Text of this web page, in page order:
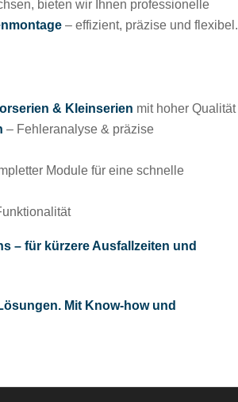
bieten wir Ihnen professionelle
– effizient, präzise und flexibel.
& Kleinserien mit hoher Qualität
– Fehleranalyse & präzise
Module für eine schnelle
– für kürzere Ausfallzeiten und
Mit Know-how und